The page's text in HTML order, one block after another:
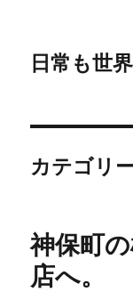
日常も世
カテゴリ
神保町
店へ。